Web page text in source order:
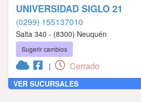
UNIVERSIDAD SIGLO 21
(0299) 155137010
Salta 340 - (8300) Neuquén
Sugerir cambios
| Cerrado
VER SUCURSALES